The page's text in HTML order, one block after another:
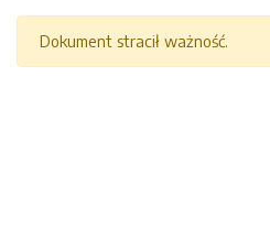
Dokument stracił ważność.